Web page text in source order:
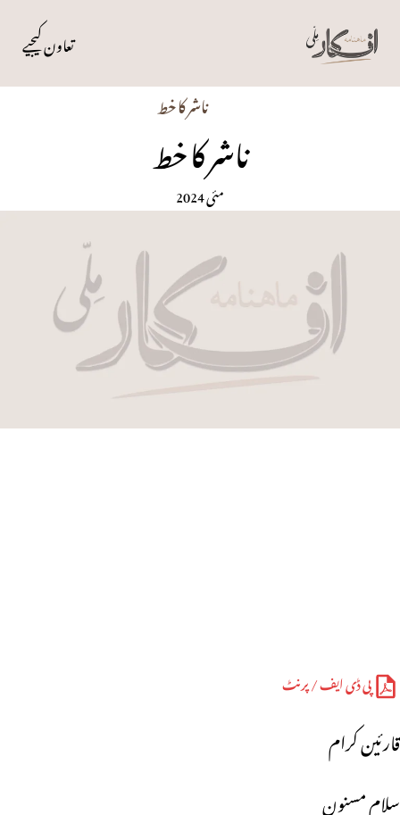
تعاون کیجیے
ناشر کا خط
ناشر کا خط
مئی 2024
پی ڈی ایف / پرنٹ
قارئین کرام
سلام مسنون